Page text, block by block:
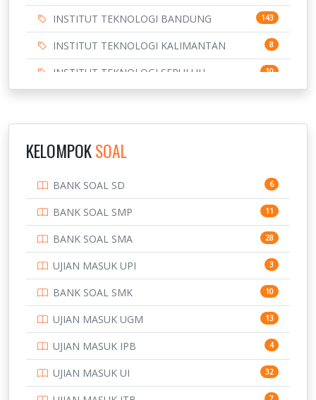
INSTITUT TEKNOLOGI BANDUNG 143
INSTITUT TEKNOLOGI KALIMANTAN 8
INSTITUT TEKNOLOGI SEPULUH
NOVEMBER
10
3
169
7
PTDI STTD 4
133
SMA 146
SMK 231
SMP 134
KELOMPOKSOAL
BANK SOAL SD 6
BANK SOAL SMP 11
BANK SOAL SMA 28
UJIAN MASUK UPI 3
BANK SOAL SMK 10
UJIAN MASUK UGM 13
UJIAN MASUK IPB 4
UJIAN MASUK UI 32